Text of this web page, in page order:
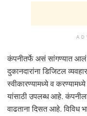
कंपनीतर्फे असं सांगण्यात
दुकानदारांना डिजिटल
स्‍वीकारण्‍यामध्‍ये व
यांसाठी उपलब्‍ध आहे.
वाढताना दिसत आहे. विविध